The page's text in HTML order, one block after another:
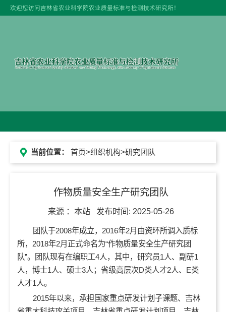
欢迎您访问吉林省农业科学院农业质量标准与检测技术研究所！
当前位置： 首页>组织机构>研究团队
作物质量安全生产研究团队
来源 ： 本站 发布时间: 2025-05-26
团队于2008年成立，2016年2月由资环所调入质标
所，2018年2月正式命名为“作物质量安全生产研究团
队”。团队现有在编职工4人，其中，研究员1人、副研1
人，博士1人、硕士3人；省级高层次D类人才2人、E类
人才1人。
2015年以来，承担国家重点研发计划子课题、吉林